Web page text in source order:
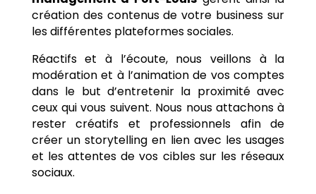
création des contenus de votre business sur
les différentes plateformes sociales.
Réactifs et à l’écoute, nous veillons à la
modération et à l’animation de vos comptes
dans le but d’entretenir la proximité avec
ceux qui vous suivent. Nous nous attachons à
rester créatifs et professionnels afin de
créer un storytelling en lien avec les usages
et les attentes de vos cibles sur les réseaux
sociaux.